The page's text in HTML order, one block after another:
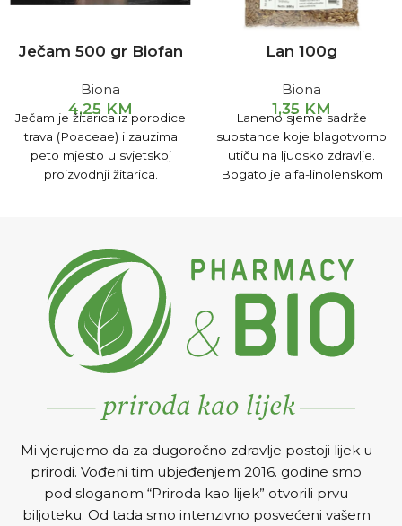
Ječam 500 gr Biofan
Biona
4,25 KM
Ječam je žitarica iz porodice
trava (Poaceae) i zauzima
peto mjesto u svjetskoj
proizvodnji žitarica.
Lan 100g
Biona
1,35 KM
Laneno sjeme sadrže
supstance koje blagotvorno
utiču na ljudsko zdravlje.
Bogato je alfa-linolenskom
Laneno sjeme sadrži
poznate kao lignani koje
mogu igrati ulogu u
prevenciji raka dok ih
je i omega 3 masnim
kiselinama. Samljeveno
pomiješati sa vodom, sokom
i jogurtom te popiti. Može
se koristiti kao posip za
razna peciva, salate itd.
Mi vjerujemo da za dugoročno zdravlje postoji lijek u
prirodi. Vođeni tim ubjeđenjem 2016. godine smo
pod sloganom “Priroda kao lijek” otvorili prvu
biljoteku. Od tada smo intenzivno posvećeni vašem